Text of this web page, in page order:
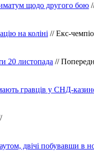
щодо другого бою
на коліні // Екс-
20 листопада //
гравців у СНД-
двічі побувавши в